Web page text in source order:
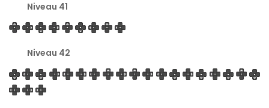
Niveau 41
Niveau 42